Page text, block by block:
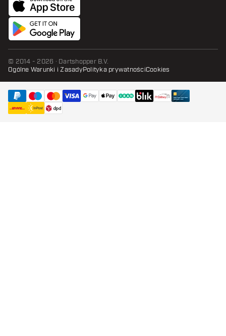
© 2014 - 2026 · Dartshopper B.V.
Ogólne Warunki i ZasadyPolityka prywatnościCookies